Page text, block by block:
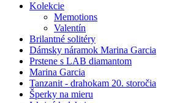
Kolekcie
Memotions
Valentín
Brilantné solitéry
Dámsky náramok Marina Garcia
Prstene s LAB diamantom
Marina Garcia
Tanzanit - drahokam 20. storočia
Šperky na mieru